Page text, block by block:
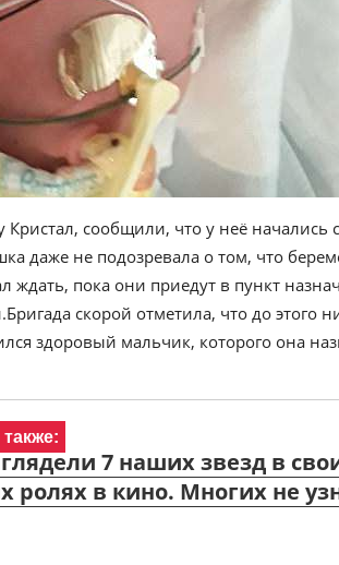
сообщили, что у неё начались
даже не подозревала о том, что
ждать, пока они приедут в пункт
скорой отметила, что до этого
здоровый мальчик, которого она
7 наших звезд в
ролях в кино. Многих не